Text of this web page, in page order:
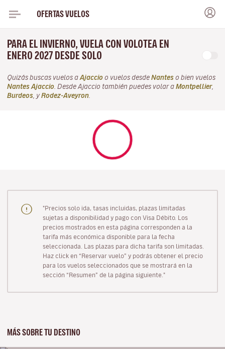
OFERTAS VUELOS
PARA EL INVIERNO, VUELA CON VOLOTEA EN
ENERO 2027 DESDE SOLO
Quizás buscas vuelos a Ajaccio o vuelos desde Nantes o bien vuelos
Nantes Ajaccio . Desde Ajaccio también puedes volar a Montpellier,
Burdeos , y Rodez-Aveyron
"Precios solo ida, tasas incluidas, plazas limitadas
sujetas a disponibilidad y pago con Visa Débito. Los
precios mostrados en esta página corresponden a la
tarifa más económica disponible para la fecha
seleccionada. Las plazas para dicha tarifa son limitadas.
Haz click en “Reservar vuelo” y podrás obtener el precio
para los vuelos seleccionados que se mostrará en la
sección “Resumen” de la página siguiente."
MÁS SOBRE TU DESTINO